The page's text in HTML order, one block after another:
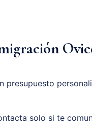
presupuesto
solo si te